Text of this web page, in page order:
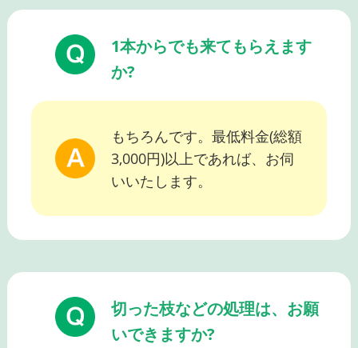
1本からでも来てもらえます
か?
もちろんです。最低料金(総額
3,000円)以上であれば、お伺
いいたします。
切った枝などの処理は、お願
いできますか?